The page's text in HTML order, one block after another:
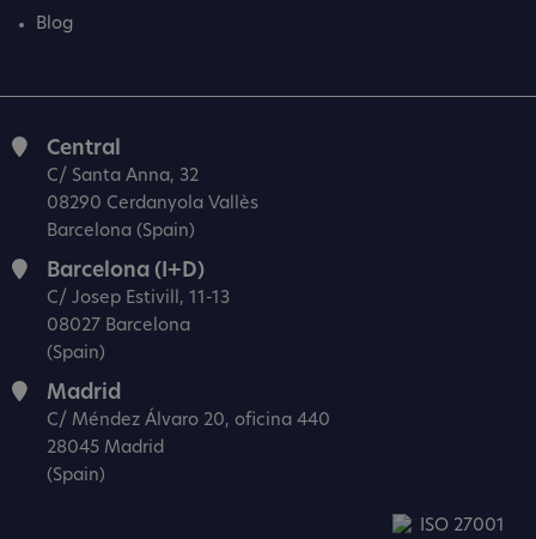
Blog
Central
C/ Santa Anna, 32
08290 Cerdanyola Vallès
Barcelona (Spain)
Barcelona (I+D)
C/ Josep Estivill, 11-13
08027 Barcelona
(Spain)
Madrid
C/ Méndez Álvaro 20, oficina 440
28045 Madrid
(Spain)